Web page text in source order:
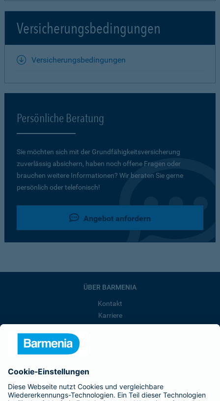
Versicherungsbedingungen
Versicherungsbedingungen
Persönliche Beratung
Sie möchten sich mit der Grundfähigkeits­versicherung
zuverlässig absichern, haben noch offene Fragen oder
brauchen weitere Informationen? Wir beraten Sie gerne
persönlich oder telefonisch!
Angebot anfordern
ÜBER BARMENIA
Kontakt
Karriere
Barmenia ist Teil der BarmeniaGothaer
BELIEBTE SEITEN